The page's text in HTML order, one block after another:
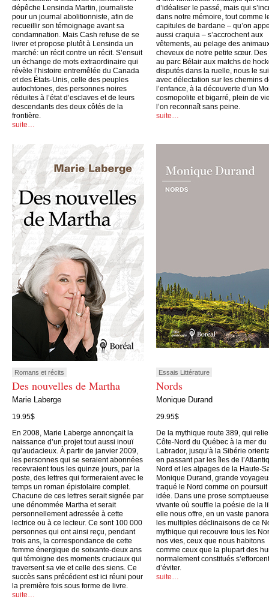
dépêche Lensinda Martin, journaliste
pour un journal abolitionniste, afin de
recueillir son témoignage avant sa
condamnation. Mais Cash refuse de se
livrer et propose plutôt à Lensinda un
marché: un récit contre un récit. S’ensuit
un échange de mots extraordinaire qui
révèle l’histoire entremêlée du Canada
et des États-Unis, celle des peuples
autochtones, des personnes noires
réduites à l’état d’esclaves et de leurs
descendants des deux côtés de la
frontière.
suite…
d’idéaliser le passé, mais qui
dans notre mémoire, tout comme
capitules de bardane – qu’on
aussi craquia – s’accrochent aux
vêtements, au pelage des
cheveux de notre petite sœur. Des
au parc Bélair aux matchs de
disputés dans la ruelle, nous le
avec délectation sur les chemins
l’enfance, à la découverte d’un
cosmopolite et bigarré, plein de
l’on reconnaît sans peine.
suite…
Romans et récits
Des nouvelles de Martha
Marie Laberge
19.95$
En 2008, Marie Laberge annonçait la
naissance d’un projet tout aussi inouï
qu’audacieux. À partir de janvier 2009,
les personnes qui se seraient abonnées
recevraient tous les quinze jours, par la
poste, des lettres qui formeraient avec le
temps un roman épistolaire complet.
Chacune de ces lettres serait signée par
une dénommée Martha et serait
personnellement adressée à cette
lectrice ou à ce lecteur. Ce sont 100 000
personnes qui ont ainsi reçu, pendant
trois ans, la correspondance de cette
femme énergique de soixante-deux ans
qui témoigne des moments cruciaux qui
traversent sa vie et celle des siens. Ce
succès sans précédent est ici réuni pour
la première fois sous forme de livre.
suite…
Essais Littérature
Nords
Monique Durand
29.95$
De la mythique route 389, qui
Côte-Nord du Québec à la mer du
Labrador, jusqu’à la Sibérie
en passant par les îles de
Nord et les alpages de la Haute-
Monique Durand, grande
traqué le Nord comme on poursuit
idée. Dans une prose
vivante où souffle la poésie de la
elle nous offre, en un vaste
les multiples déclinaisons de ce
mythique qui recouvre tous les
nos vies, ceux que nous habitons
comme ceux que la plupart des
normalement constitués s’efforcent
d’éviter.
suite…